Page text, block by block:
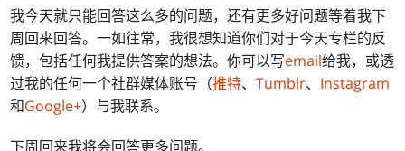
我今天就只能回答这么多的问题，还有更多好问题等着我下
周回来回答。一如往常，我很想知道你们对于今天专栏的反
馈，包括任何我提供答案的想法。你可以写email给我，或透
过我的任何一个社群媒体账号（推特、Tumblr、 Instagram
和Google+）与我联系。
下周回来我将会回答更多问题。